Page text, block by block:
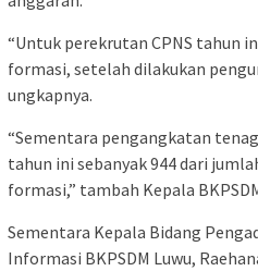
“Untuk perekrutan CPNS tahun
formasi, setelah dilakukan
ungkapnya.
“Sementara pengangkatan
tahun ini sebanyak 944 dari
formasi,” tambah Kepala
Sementara Kepala Bidang
Informasi BKPSDM Luwu,